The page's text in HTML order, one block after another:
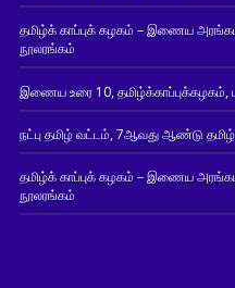
தமிழ்க் காப்புக் கழகம் – இணைய
நூலரங்கம்
இணைய உரை 10, தமிழ்க்காப்புக்கழகம்,
நட்பு தமிழ் வட்டம், 7ஆவது ஆண்டு தமிழ்
தமிழ்க் காப்புக் கழகம் – இணைய
நூலரங்கம்